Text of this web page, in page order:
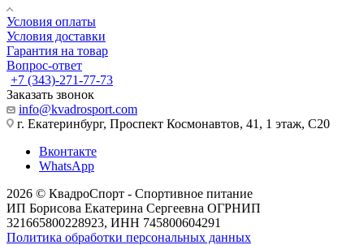
Условия оплаты
Условия доставки
Гарантия на товар
Вопрос-ответ
+7 (343)-271-77-73
Заказать звонок
info@kvadrosport.com
г. Екатеринбург, Проспект Космонавтов, 41, 1 этаж, С20
Вконтакте
WhatsApp
2026 © КвадроСпорт - Спортивное питание
ИП Борисова Екатерина Сергеевна ОГРНИП
321665800228923, ИНН 745800604291
Политика обработки персональных данных